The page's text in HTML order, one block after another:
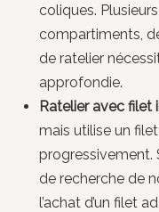
coliques.
compartiments,
de ratelier
approfondie.
Ratelier avec filet
mais utilise un
de recherche de
l’achat d’un filet